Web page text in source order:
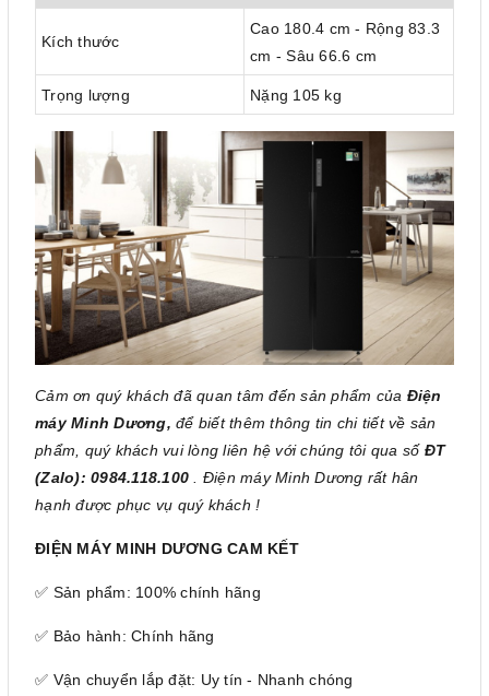
Kích thước
Cao 180.4 cm - Rộng 83.3
cm - Sâu 66.6 cm
Trọng lượng Nặng 105 kg
Cảm ơn quý khách đã quan tâm đến sản phẩm của Điện
máy Minh Dương, để biết thêm thông tin chi tiết về sản
phẩm, quý khách vui lòng liên hệ với chúng tôi qua số ĐT
(Zalo): 0984.118.100. Điện máy Minh Dương rất hân
hạnh được phục vụ quý khách !
ĐIỆN MÁY MINH DƯƠNG CAM KẾT
✅ Sản phẩm: 100% chính hãng
✅ Bảo hành: Chính hãng
✅ Vận chuyển lắp đặt: Uy tín - Nhanh chóng